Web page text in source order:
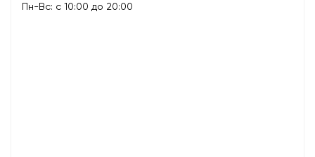
Пн-Вс: с 10:00 до 20:00